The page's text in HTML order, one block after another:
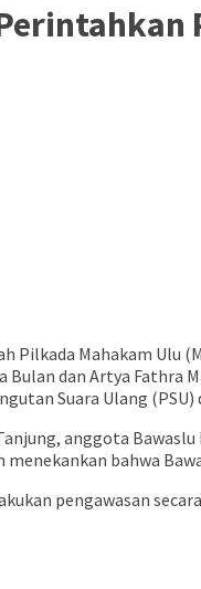
Pilkada Mahakam
dan Artya Fathra
Suara Ulang
anggota
bahwa
pengawasan